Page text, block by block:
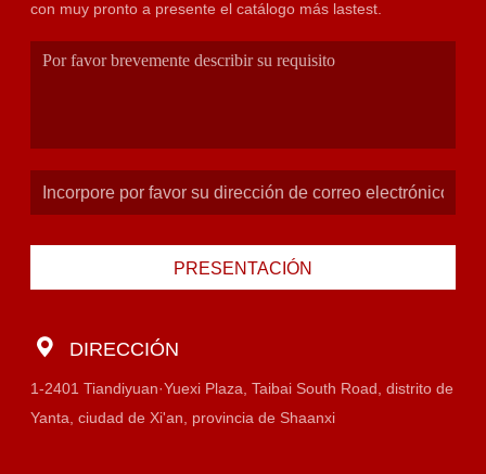
con muy pronto a presente el catálogo más lastest.
PRESENTACIÓN
DIRECCIÓN
1-2401 Tiandiyuan·Yuexi Plaza, Taibai South Road, distrito de
Yanta, ciudad de Xi'an, provincia de Shaanxi